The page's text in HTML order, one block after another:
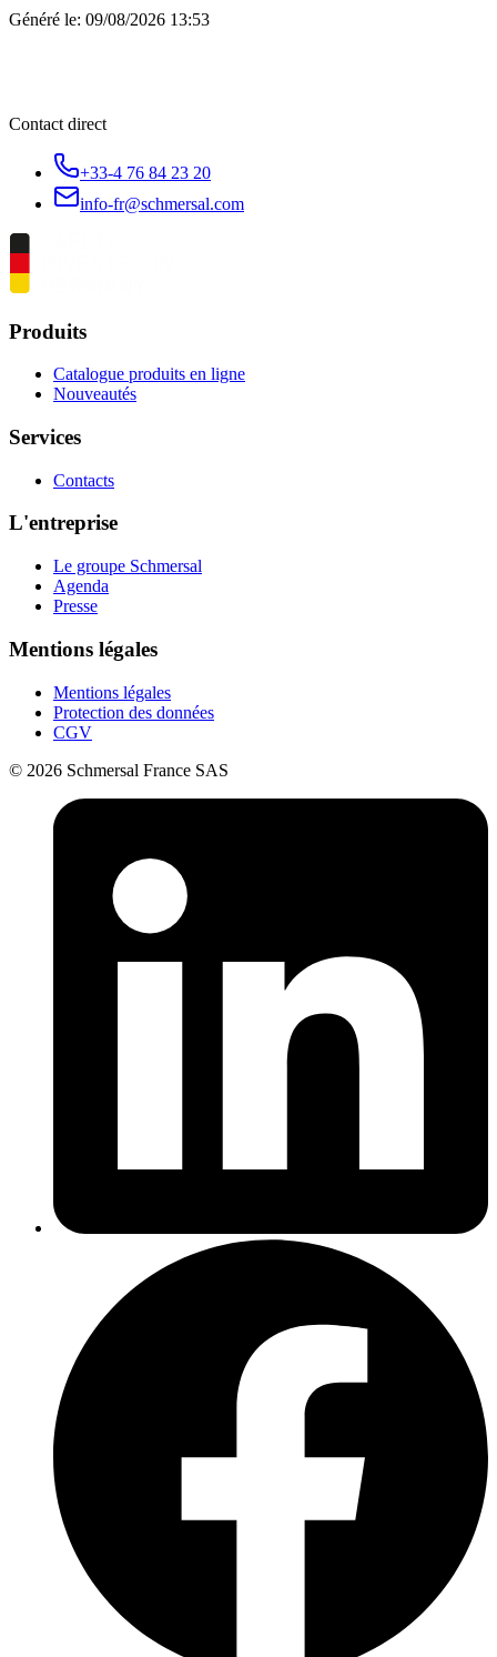
Généré le: 09/08/2026 13:53
Contact direct
+33-4 76 84 23 20
info-fr@schmersal.com
Produits
Catalogue produits en ligne
Nouveautés
Services
Contacts
L'entreprise
Le groupe Schmersal
Agenda
Presse
Mentions légales
Mentions légales
Protection des données
CGV
© 2026 Schmersal France SAS